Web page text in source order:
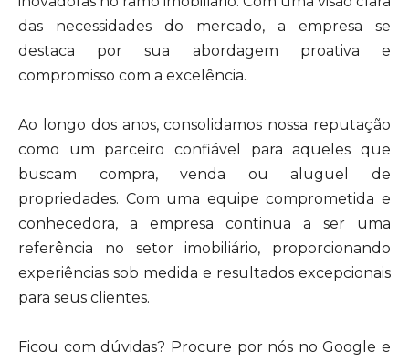
das necessidades do mercado, a empresa se
destaca por sua abordagem proativa e
compromisso com a excelência.
Ao longo dos anos, consolidamos nossa reputação
como um parceiro confiável para aqueles que
buscam compra, venda ou aluguel de
propriedades. Com uma equipe comprometida e
conhecedora, a empresa continua a ser uma
referência no setor imobiliário, proporcionando
experiências sob medida e resultados excepcionais
para seus clientes.
Ficou com dúvidas? Procure por nós no Google e